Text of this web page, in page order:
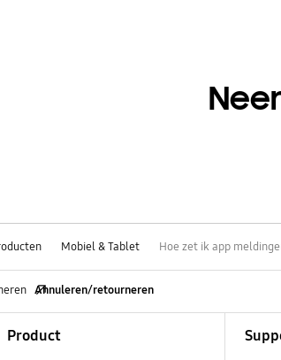
Mobiel & Tablet Hoe zet ik app
Annuleren/retourneren
Product